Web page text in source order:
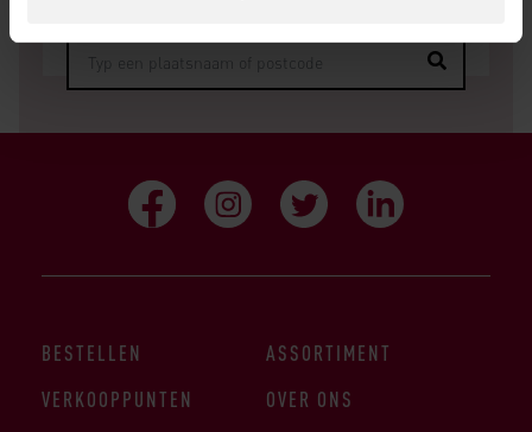
BESTELLEN
ASSORTIMENT
VERKOOPPUNTEN
OVER ONS